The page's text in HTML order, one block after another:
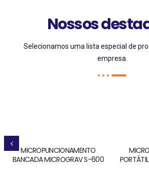
Nossos
Selecionamos uma lista especial de
empresa.
MICROPUNCIONAMENTO
BANCADA MICROGRAV S-600